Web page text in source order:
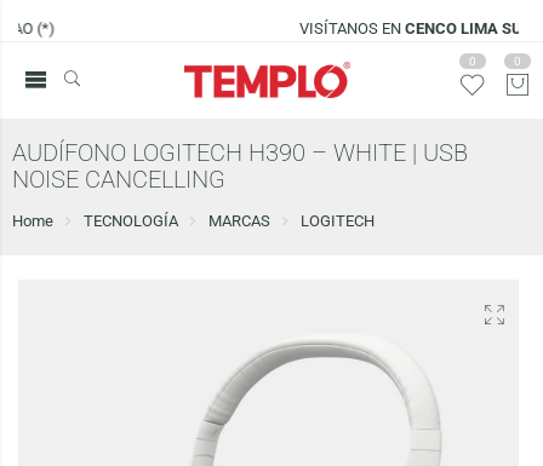
CENCO LIMA SUR
0 0
AUDÍFONO LOGITECH H390 – WHITE | USB
NOISE CANCELLING
Home TECNOLOGÍA MARCAS LOGITECH